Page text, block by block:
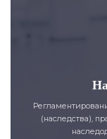
(наследства),